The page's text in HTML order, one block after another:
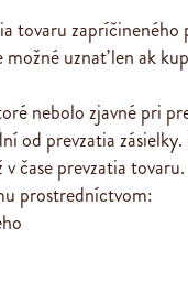
tovaru
uznať len ak
nebolo zjavné pri
od prevzatia
čase prevzatia tovaru.
prostredníctvom: